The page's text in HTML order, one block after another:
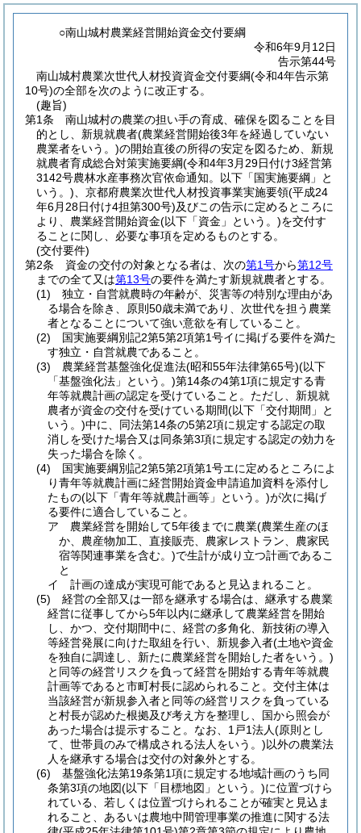
○南山城村農業経営開始資金交付要綱
令和6年9月12日
告示第44号
南山城村農業次世代人材投資資金交付要綱(令和4年告示第
10号)の全部を次のように改正する。
(趣旨)
第1条
南山城村の農業の担い手の育成、確保を図ることを目
的とし、新規就農者(農業経営開始後3年を経過していない
農業者をいう。)の開始直後の所得の安定を図るため、新規
就農者育成総合対策実施要綱(令和4年3月29日付け3経営第
3142号農林水産事務次官依命通知。以下「国実施要綱」と
いう。) 、京都府農業次世代人材投資事業実施要領(平成24
年6月28日付け4担第300号)及びこの告示に定めるところに
より、農業経営開始資金(以下「資金」という。)を交付す
ることに関し、必要な事項を定めるものとする。
(交付要件)
第2条
資金の交付の対象となる者は、次の第1号から第12号
までの全て又は第13号の要件を満たす新規就農者とする。
(1)
独立・自営就農時の年齢が、災害等の特別な理由があ
る場合を除き、原則50歳未満であり、次世代を担う農業
者となることについて強い意欲を有していること。
(2)
国実施要綱別記2第5第2項第1号イに掲げる要件を満た
す独立・自営就農であること。
(3)
農業経営基盤強化促進法(昭和55年法律第65号)(以下
「基盤強化法」という。)第14条の4第1項に規定する青
年等就農計画の認定を受けていること。 ただし、新規就
農者が資金の交付を受けている期間(以下「交付期間」と
いう。)中に、同法第14条の5第2項に規定する認定の取
消しを受けた場合又は同条第3項に規定する認定の効力を
失った場合を除く。
(4)
国実施要綱別記2第5第2項第1号エに定めるところによ
り青年等就農計画に経営開始資金申請追加資料を添付し
たもの(以下「青年等就農計画等」という。)が次に掲げ
る要件に適合していること。
ア
農業経営を開始して5年後までに農業(農業生産のほ
か、農産物加工、直接販売、農家レストラン、農家民
宿等関連事業を含む。)で生計が成り立つ計画であるこ
と
イ
計画の達成が実現可能であると見込まれること。
(5)
経営の全部又は一部を継承する場合は、継承する農業
経営に従事してから5年以内に継承して農業経営を開始
し、かつ、交付期間中に、経営の多角化、新技術の導入
等経営発展に向けた取組を行い、新規参入者(土地や資金
を独自に調達し、新たに農業経営を開始した者をいう。)
と同等の経営リスクを負って経営を開始する青年等就農
計画等であると市町村長に認められること。 交付主体は
当該経営が新規参入者と同等の経営リスクを負っている
と村長が認めた根拠及び考え方を整理し、国から照会が
あった場合は提示すること。 なお、1戸1法人(原則とし
て、世帯員のみで構成される法人をいう。)以外の農業法
人を継承する場合は交付の対象外とする。
(6)
基盤強化法第19条第1項に規定する地域計画のうち同
条第3項の地図(以下「目標地図」という。)に位置づけら
れている、若しくは位置づけられることが確実と見込ま
れること、あるいは農地中間管理事業の推進に関する法